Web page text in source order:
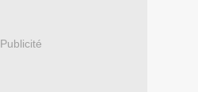
Publicité